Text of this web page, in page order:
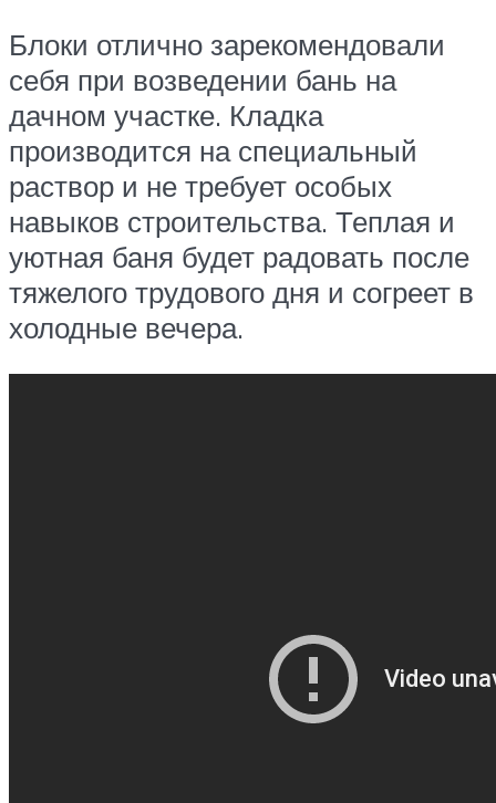
Блоки отлично зарекомендовали
себя при возведении бань на
дачном участке. Кладка
производится на специальный
раствор и не требует особых
навыков строительства. Теплая и
уютная баня будет радовать после
тяжелого трудового дня и согреет в
холодные вечера.